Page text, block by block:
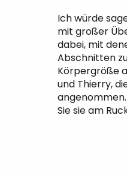
Ich würde
mit großer
dabei, mit
Abschnitten
Körpergröße
und Thierry,
Sie sie am